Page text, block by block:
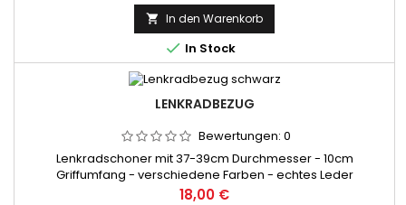
 In den Warenkorb
 In Stock
LENKRADBEZUG
Bewertungen: 0
Lenkradschoner mit 37-39cm Durchmesser - 10cm
Griffumfang - verschiedene Farben - echtes Leder
Preis
18,00 €